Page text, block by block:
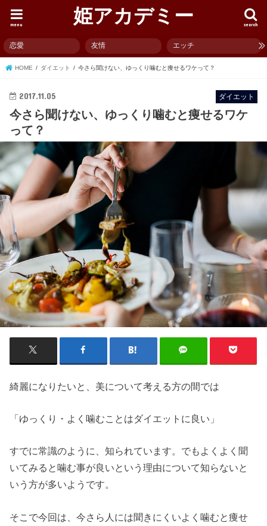
姫アカデミー search
menu
恋愛 友情 エッチ
HOME ダイエット 今さら聞けない、ゆっくり噛むと痩せるワケって？
ダイエット
2017.11.05
今さら聞けない、ゆっくり噛むと痩せるワケ
って？
綺麗になりたいと、美について考える方の間では
「ゆっくり・よく噛むことはダイエットに良い」
すでに常識のように、知られています。でもよくよく聞
いてみると噛む事が良いという理由について知らないと
いう方が多いようです。
そこで今回は、今さら人には聞きにくいよく噛むと痩せ